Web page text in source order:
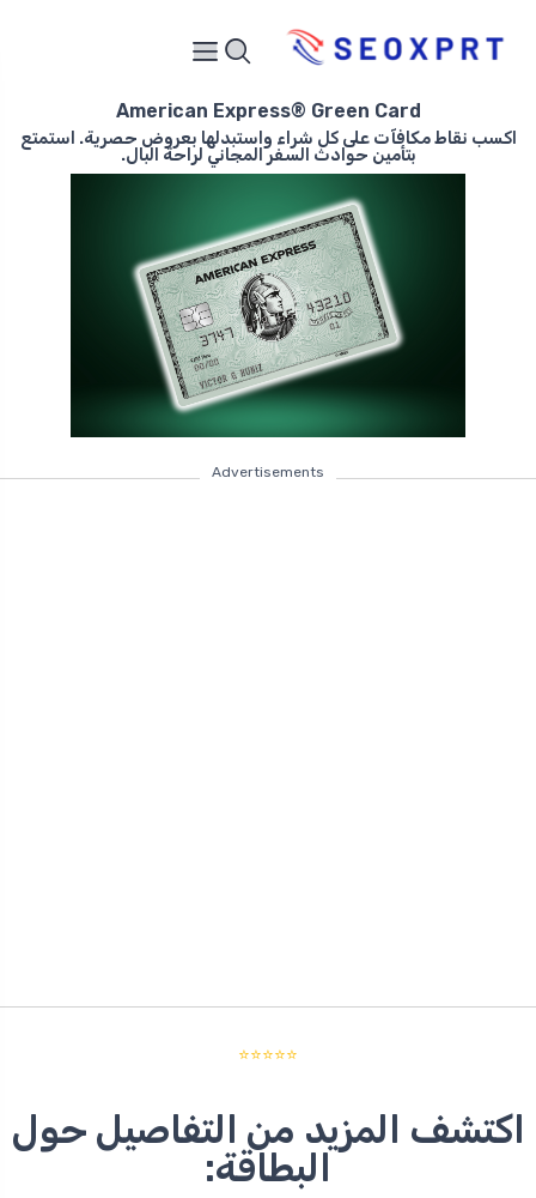
American Express® Green Card
اكسب نقاط مكافآت على كل شراء واستبدلها بعروض حصرية. استمتع
بتأمين حوادث السفر المجاني لراحة البال.
Advertisements
⭐⭐⭐⭐⭐
اكتشف المزيد من التفاصيل حول
البطاقة: